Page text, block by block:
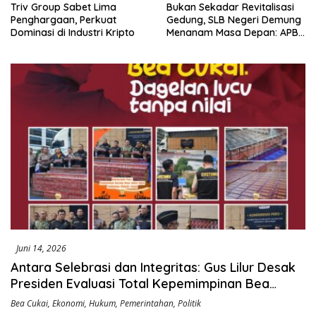
Triv Group Sabet Lima
Penghargaan, Perkuat
Dominasi di Industri Kripto
Bukan Sekadar Revitalisasi
Gedung, SLB Negeri Demung
Menanam Masa Depan: APBN
Khusus Menjadi Kemandirian
Juni 14, 2026
Antara Selebrasi dan Integritas: Gus Lilur Desak
Presiden Evaluasi Total Kepemimpinan Bea
Cukai
Bea Cukai, Ekonomi, Hukum, Pemerintahan, Politik